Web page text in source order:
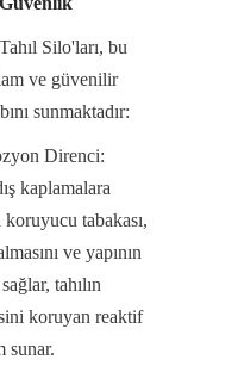
Silo'ları, bu
ve güvenilir
sunmaktadır:
Direnci:
kaplamalara
tabakası,
ve yapının
tahılın
koruyan reaktif
sunar.